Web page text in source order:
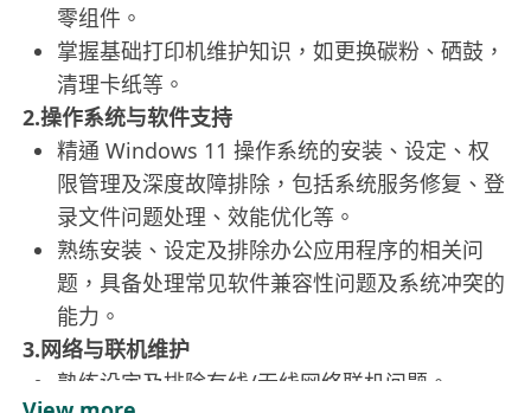
零组件。
掌握基础打印机维护知识，如更换碳粉、硒鼓，
清理卡纸等。
2.操作系统与软件支持
精通 Windows 11 操作系统的安装、设定、权
限管理及深度故障排除，包括系统服务修复、登
录文件问题处理、效能优化等。
熟练安装、设定及排除办公应用程序的相关问
题，具备处理常见软件兼容性问题及系统冲突的
能力。
3.网络与联机维护
熟练设定及排除有线/无线网络联机问题。